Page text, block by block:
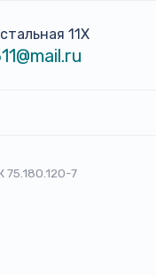
11Х
75.180.120-7